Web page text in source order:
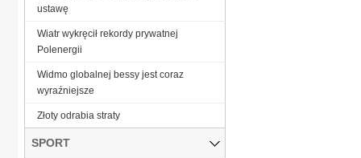
ustawę
Wiatr wykręcił rekordy prywatnej
Polenergii
Widmo globalnej bessy jest coraz
wyraźniejsze
Złoty odrabia straty
SPORT